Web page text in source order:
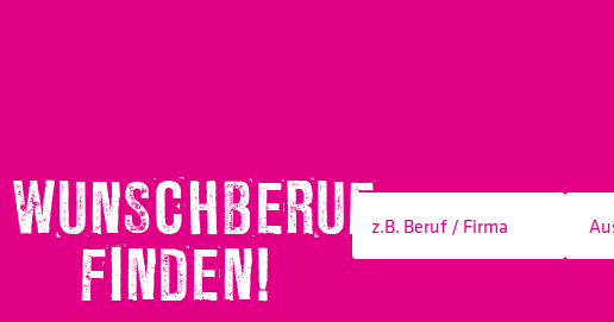
WUNSCHBERUF
FINDEN!